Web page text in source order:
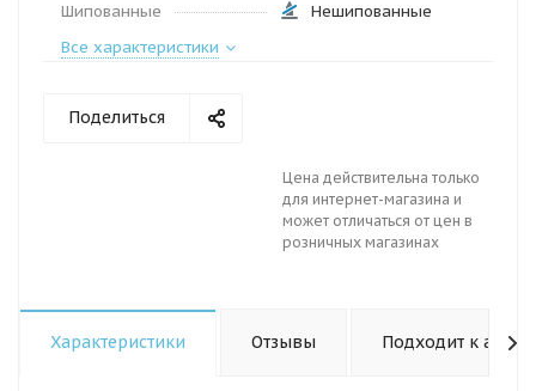
Шипованные
Нешипованные
Все характеристики
Поделиться
Цена действительна только
для интернет-магазина и
может отличаться от цен в
розничных магазинах
Характеристики Отзывы Подходит к авто